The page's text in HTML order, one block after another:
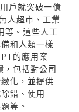
戶就突破一億
人超市、工業
等。這些人工
和人類一樣
的應用案
包括對公司
化，並提供
錯、使用
等。